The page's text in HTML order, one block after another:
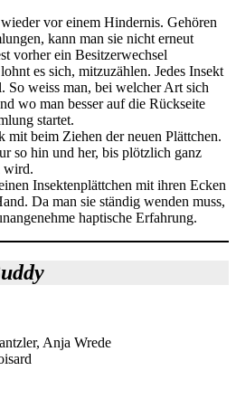
vor einem Hindernis. Gehören
kann man sie nicht erneut
vorher ein Besitzerwechsel
es sich, mitzuzählen. Jedes Insekt
So weiss man, bei welcher Art sich
wo man besser auf die Rückseite
startet.
mit beim Ziehen der neuen Plättchen.
so hin und her, bis plötzlich ganz
wird.
Insektenplättchen mit ihren Ecken
Da man sie ständig wenden muss,
haptische Erfahrung.
Anja Wrede